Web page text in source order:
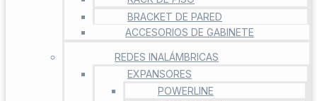
BRACKET DE PARED
ACCESORIOS DE GABINETE
REDES INALÁMBRICAS
EXPANSORES
POWERLINE